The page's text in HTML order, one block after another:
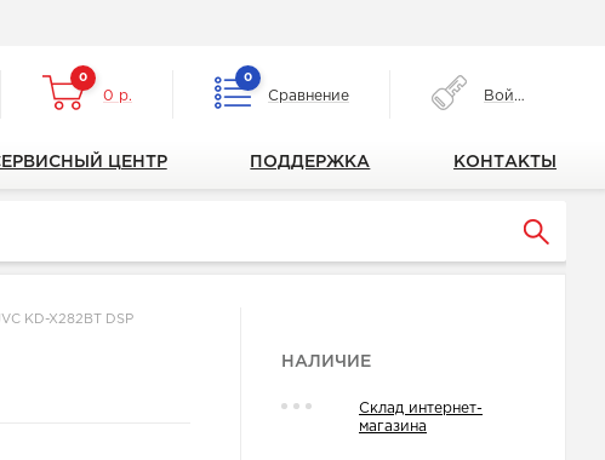
0
0 р.
0
Сравнение Войти
ЦЕНТР ПОДДЕРЖКА КОНТАКТЫ
KD-X282BT DSP
НАЛИЧИЕ
Склад интернет-
магазина